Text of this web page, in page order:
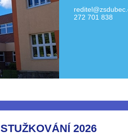
272 701 838
STUŽKOVÁNÍ 2026